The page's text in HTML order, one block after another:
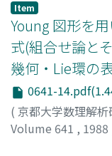
Item
Young 図形を
式(組合せ論と
幾何・Lie環の
0641-
( 京都大学数理解析
Volume 641 , 1988